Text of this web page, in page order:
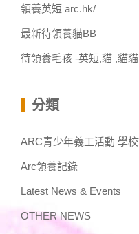
領養英短 arc.hk/
最新待領養貓BB
待領養毛孩 -英短,貓 ,貓
分類
ARC青少年義工活動 學
Arc領養記錄
Latest News & Events
OTHER NEWS